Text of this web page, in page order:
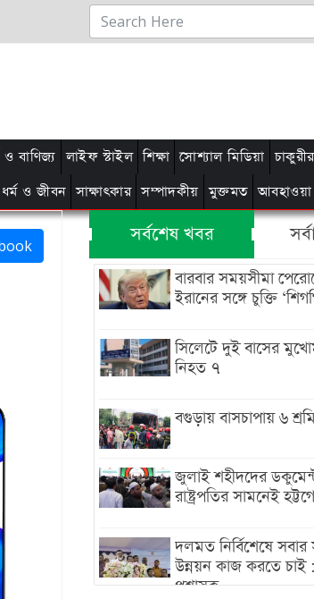
ও বাণিজ্য লাইফ স্টাইল শিক্ষা সোশ্যাল মিডিয়া
ধর্ম ও জীবন সাক্ষাৎকার সম্পাদকীয় মুক্তমত আবহাওয়া
সর্বশেষ খবর
বারবার সময়সীমা
ইরানের সঙ্গে চুক্তি
সিলেটে দুই বাসের
নিহত ৭
বগুড়ায় বাসচাপায় ৬
জুলাই শহীদদের
রাষ্ট্রপতির সামনেই
দলমত নির্বিশেষে
উন্নয়ন কাজ করতে চাই
প্রশাসক